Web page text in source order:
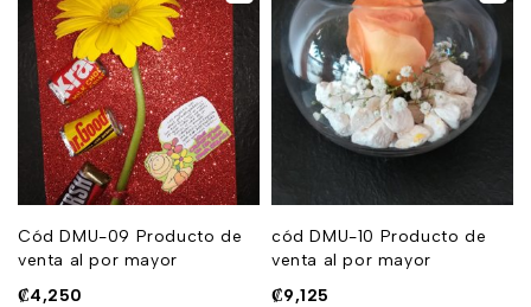
Cód DMU-09 Producto de
venta al por mayor
₡4,250
cód DMU-10 Producto de
venta al por mayor
₡9,125